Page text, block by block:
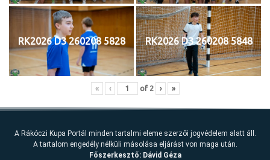
RK2026 D3 260208 5828 RK2026 D3 260208 5848
« ‹ of 2 › »
A Rákóczi Kupa Portál minden tartalmi eleme szerzői jogvédelem alatt áll.
A tartalom engedély nélküli másolása eljárást von maga után.
Főszerkesztő: Dávid Géza